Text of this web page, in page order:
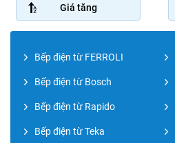
Giá tăng
Bếp điện từ FERROLI
Bếp điện từ Bosch
Bếp điện từ Rapido
Bếp điện từ Teka